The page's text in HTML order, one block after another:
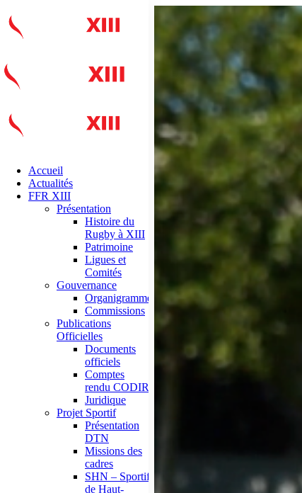
Accueil
Actualités
FFR XIII
Présentation
Histoire du
Rugby à XIII
Patrimoine
Ligues et
Comités
Gouvernance
Organigramme
Commissions
Publications
Officielles
Documents
officiels
Comptes
rendu CODIR
Juridique
Projet Sportif
Présentation
DTN
Missions des
cadres
SHN – Sportif
de Haut-